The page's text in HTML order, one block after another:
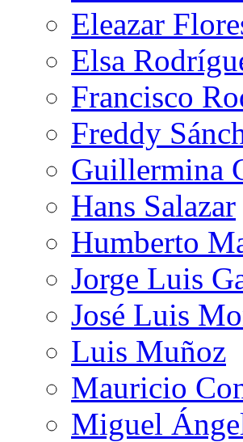
Eleazar
Elsa
Francisco
Freddy
Guillermina
Hans Salazar
Humberto
Jorge Luis
José Luis
Luis Muñoz
Mauricio
Miguel